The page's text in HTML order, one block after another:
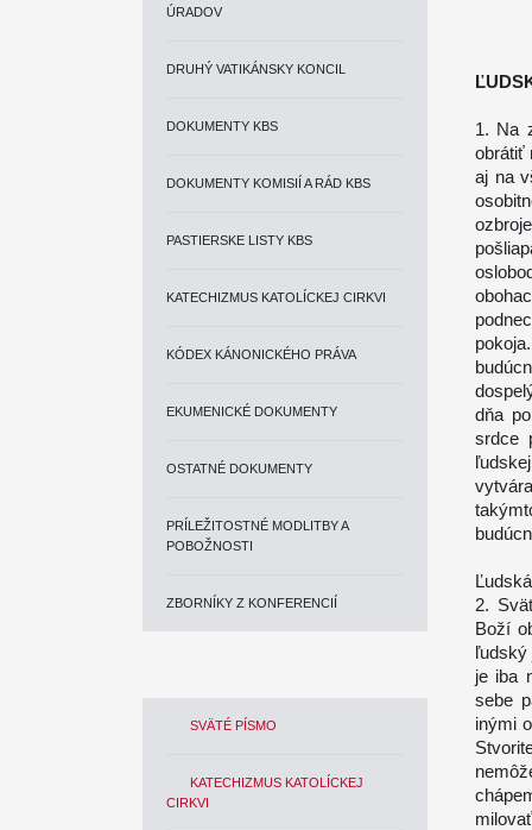
ÚRADOV
DRUHÝ VATIKÁNSKY KONCIL
DOKUMENTY KBS
DOKUMENTY KOMISIÍ A RÁD KBS
PASTIERSKE LISTY KBS
KATECHIZMUS KATOLÍCKEJ CIRKVI
KÓDEX KÁNONICKÉHO PRÁVA
EKUMENICKÉ DOKUMENTY
OSTATNÉ DOKUMENTY
PRÍLEŽITOSTNÉ MODLITBY A
POBOŽNOSTI
ZBORNÍKY Z KONFERENCIÍ
SVÄTÉ PÍSMO
KATECHIZMUS KATOLÍCKEJ
CIRKVI
1. Na
obrátiť
aj na
dňa
srdce
2.
Boží
ľudský
je iba
sebe
inými